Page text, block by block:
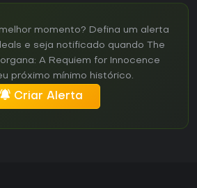
momento? Defina um alerta
e seja notificado quando The
A Requiem for Innocence
próximo mínimo histórico.
Criar Alerta